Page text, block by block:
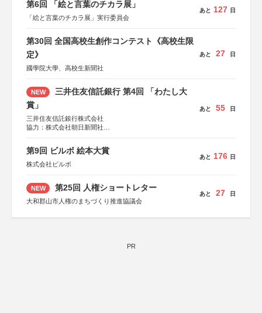
第6回 「絵と言葉のチカラ展」
「絵と言葉のチカラ展」実行委員会
あと 127 日
第30回 全国高校生創作コンテスト《高校生限
定》
國學院大學、高校生新聞社
あと 27 日
NEW
三井住友信託銀行 第4回 「わたし大
賞」
三井住友信託銀行株式会社
協力：株式会社朝日新聞社
あと 55 日
第9回 ビルボ 絵本大賞
株式会社ビルボ
あと 176 日
NEW 第25回 人権ショートレター
大和郡山市人権のまちづくり推進協議会
あと 27 日
PR